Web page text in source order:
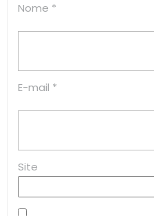
Nome *
E-mail *
Site